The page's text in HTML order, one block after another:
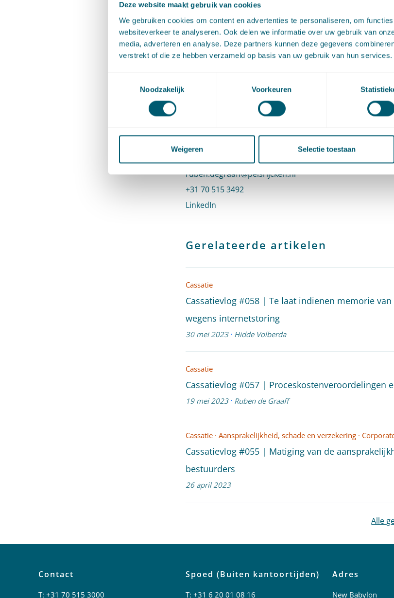
Deze website maakt gebruik van cookies
We gebruiken cookies om content en advertenties te personaliseren, om
websiteverkeer te analyseren. Ook delen we informatie over uw gebruik van
media, adverteren en analyse. Deze partners kunnen deze gegevens
verstrekt of die ze hebben verzameld op basis van uw gebruik van hun services.
Noodzakelijk
Voorkeuren
Weigeren Selectie toestaan
Contact
Ruben de Graaff
Senior advocaat
Stuur een e-mail naar Ruben de Graaff
ruben.degraaff@pelsrijcken.nl
Bel naar Ruben de Graaff
+31 70 515 3492
LinkedIn
Gerelateerde artikelen
Cassatie
Cassatievlog #058 | Te laat indienen memorie van
wegens internetstoring
30 mei 2023 · Hidde Volberda
Cassatie
Cassatievlog #057 | Proceskostenveroordelingen
19 mei 2023 · Ruben de Graaff
Cassatie · Aansprakelijkheid, schade en verzekering ·
Cassatievlog #055 | Matiging van de
bestuurders
26 april 2023
Alle
Contact
T:+31 70 515 3000
Spoed (Buiten kantoortijden)
T: +31 6 20 01 08 16
Adres
New Babylon